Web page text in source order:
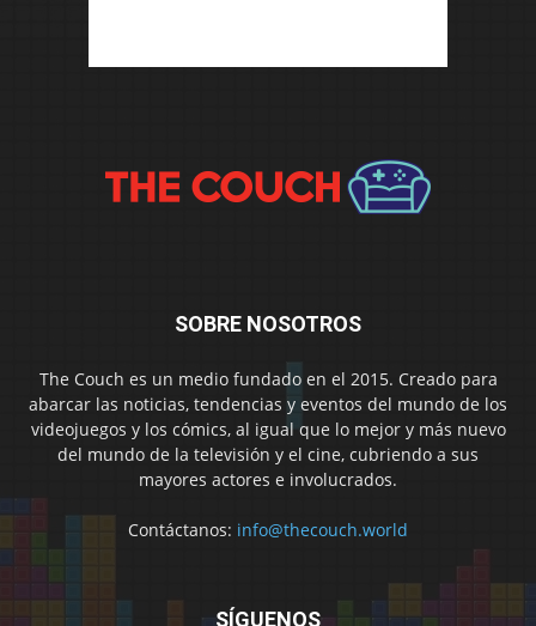
SOBRE NOSOTROS
The Couch es un medio fundado en el 2015. Creado para
abarcar las noticias, tendencias y eventos del mundo de los
videojuegos y los cómics, al igual que lo mejor y más nuevo
del mundo de la televisión y el cine, cubriendo a sus
mayores actores e involucrados.
Contáctanos: info@thecouch.world
SÍGUENOS